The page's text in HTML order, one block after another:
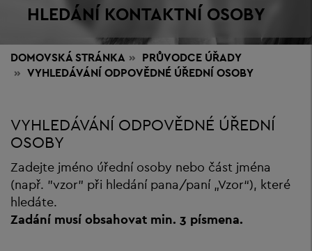
HLEDÁNÍ KONTAKTNÍ OSOBY
DOMOVSKÁ STRÁNKA
PRŮVODCE ÚŘADY
VYHLEDÁVÁNÍ ODPOVĚDNÉ ÚŘEDNÍ OSOBY
VYHLEDÁVÁNÍ ODPOVĚDNÉ ÚŘEDNÍ
OSOBY
Zadejte jméno úřední osoby nebo část jména
(např. "vzor" při hledání pana/paní „Vzor“), které
hledáte.
Zadání musí obsahovat min. 3 písmena.